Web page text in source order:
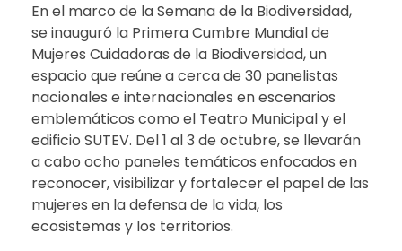
En el marco de la Semana de la Biodiversidad,
se inauguró la Primera Cumbre Mundial de
Mujeres Cuidadoras de la Biodiversidad, un
espacio que reúne a cerca de 30 panelistas
nacionales e internacionales en escenarios
emblemáticos como el Teatro Municipal y el
edificio SUTEV. Del 1 al 3 de octubre, se llevarán
a cabo ocho paneles temáticos enfocados en
reconocer, visibilizar y fortalecer el papel de las
mujeres en la defensa de la vida, los
ecosistemas y los territorios.